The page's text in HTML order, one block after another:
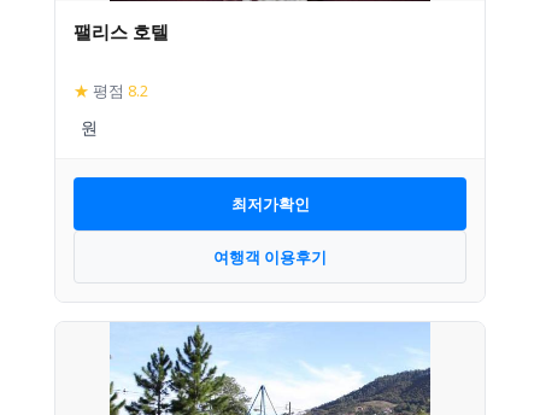
팰리스 호텔
★ 평점 8.2
최저가확인
여행객 이용후기